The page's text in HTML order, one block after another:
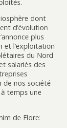
dont
d’évolution
plus
et l’exploitation
du Nord
salariés des
de nos société
temps une
de Flore: